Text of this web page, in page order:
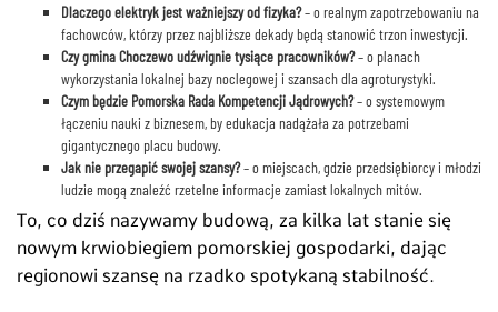
Dlaczego elektryk jest ważniejszy od fizyka?– o realnym zapotrzebowaniu na
fachowców, którzy przez najbliższe dekady będą stanowić trzon inwestycji.
Czy gmina Choczewo udźwignie tysiące pracowników?– o planach
wykorzystania lokalnej bazy noclegowej i szansach dla agroturystyki.
Czym będzie Pomorska Rada Kompetencji Jądrowych?– o systemowym
łączeniu nauki z biznesem, by edukacja nadążała za potrzebami
gigantycznego placu budowy.
Jak nie przegapić swojej szansy?– o miejscach, gdzie przedsiębiorcy i młodzi
ludzie mogą znaleźć rzetelne informacje zamiast lokalnych mitów.
To, co dziś nazywamy budową, za kilka lat stanie się
nowym krwiobiegiem pomorskiej gospodarki, dając
regionowi szansę na rzadko spotykaną stabilność.